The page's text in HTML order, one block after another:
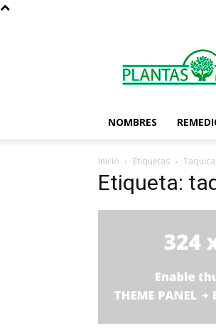
NOMBRES
Inicio Etiquetas
Etiqueta: